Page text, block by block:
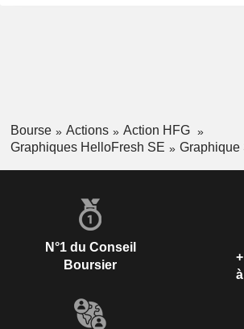
Bourse Actions
Action HFG
Graphiques HelloFresh SE
Graphique
N°1 du Conseil
Boursier